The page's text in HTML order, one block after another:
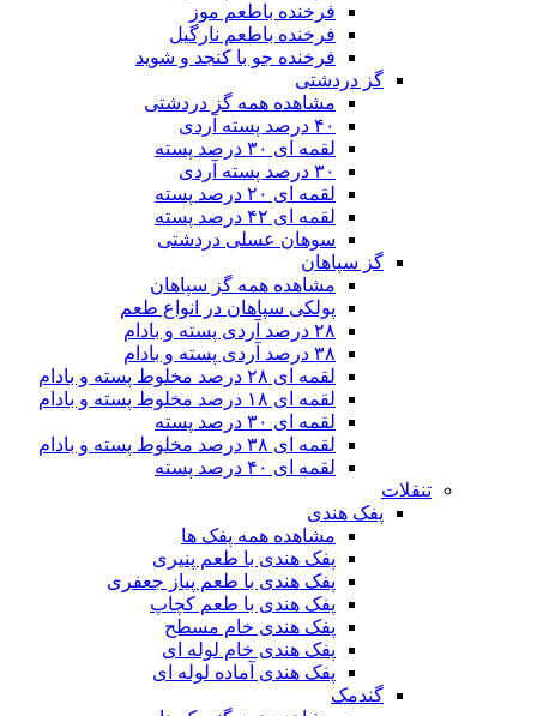
فرخنده باطعم موز
فرخنده باطعم نارگیل
فرخنده جو با کنجد و شوید
گز دردشتی
مشاهده همه گز دردشتی
۴۰ درصد پسته آردی
لقمه ای ۳۰ درصد پسته
۳۰ درصد پسته آردی
لقمه ای ۲۰ درصد پسته
لقمه ای ۴۲ درصد پسته
سوهان عسلی دردشتی
گز سپاهان
مشاهده همه گز سپاهان
پولکی سپاهان در انواع طعم
۲۸ درصد آردی پسته و بادام
۳۸ درصد آردی پسته و بادام
لقمه ای ۲۸ درصد مخلوط پسته و بادام
لقمه ای ۱۸ درصد مخلوط پسته و بادام
لقمه ای ۳۰ درصد پسته
لقمه ای ۳۸ درصد مخلوط پسته و بادام
لقمه ای ۴۰ درصد پسته
تنقلات
پفک هندی
مشاهده همه پفک ها
پفک هندی با طعم پنیری
پفک هندی با طعم پیاز جعفری
پفک هندی با طعم کچاپ
پفک هندی خام مسطح
پفک هندی خام لوله ای
پفک هندی آماده لوله ای
گندمک